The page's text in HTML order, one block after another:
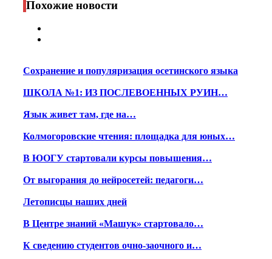
Похожие новости
Сохранение и популяризация осетинского языка
ШКОЛА №1: ИЗ ПОСЛЕВОЕННЫХ РУИН…
Язык живет там, где на…
Колмогоровские чтения: площадка для юных…
В ЮОГУ стартовали курсы повышения…
От выгорания до нейросетей: педагоги…
Летописцы наших дней
В Центре знаний «Машук» стартовало…
К сведению студентов очно-заочного и…